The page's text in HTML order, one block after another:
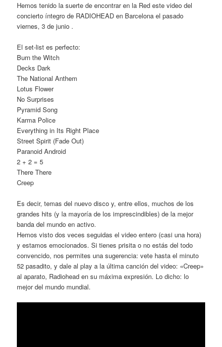
Hemos tenido la suerte de encontrar en la Red este video del
concierto íntegro de RADIOHEAD en Barcelona el pasado
viernes, 3 de junio .
El set-list es perfecto:
Burn the Witch
Decks Dark
The National Anthem
Lotus Flower
No Surprises
Pyramid Song
Karma Police
Everything in Its Right Place
Street Spirit (Fade Out)
Paranoid Android
2 + 2 = 5
There There
Creep
Es decir, temas del nuevo disco y, entre ellos, muchos de los
grandes hits (y la mayoría de los imprescindibles) de la mejor
banda del mundo en activo.
Hemos visto dos veces seguidas el video entero (casi una hora)
y estamos emocionados. Si tienes prisita o no estás del todo
convencido, nos permites una sugerencia: vete hasta el minuto
52 pasadito, y dale al play a la última canción del video: «Creep»
al aparato, Radiohead en su máxima expresión. Lo dicho: lo
mejor del mundo mundial.